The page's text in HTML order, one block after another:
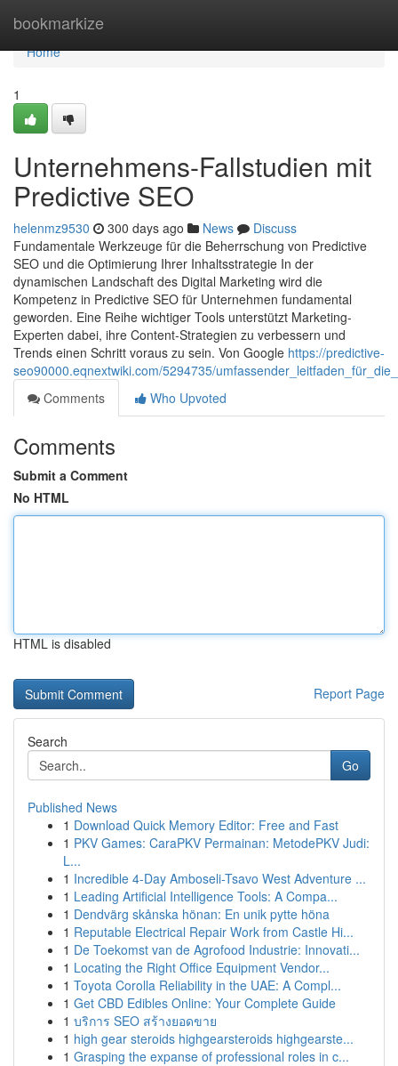
bookmarkize
Home
Home
1
Unternehmens-Fallstudien mit
Predictive SEO
helenmz9530 300 days ago News
Discuss
Fundamentale Werkzeuge für die Beherrschung von Predictive
SEO und die Optimierung Ihrer Inhaltsstrategie In der
dynamischen Landschaft des Digital Marketing wird die
Kompetenz in Predictive SEO für Unternehmen fundamental
geworden. Eine Reihe wichtiger Tools unterstützt Marketing-
Experten dabei, ihre Content-Strategien zu verbessern und
Trends einen Schritt voraus zu sein. Von Google https://predictive-
seo90000.eqnextwiki.com/5294735/
Comments
Who Upvoted
Comments
Submit a Comment
No HTML
HTML is disabled
Report Page
Search
Go
Published News
1 Download Quick Memory Editor: Free and Fast
1 PKV Games: CaraPKV Permainan: MetodePKV Judi:
L...
1 Incredible 4-Day Amboseli-Tsavo West Adventure ...
1 Leading Artificial Intelligence Tools: A Compa...
1 Dendvärg skånska hönan: En unik pytte höna
1 Reputable Electrical Repair Work from Castle Hi...
1 De Toekomst van de Agrofood Industrie: Innovati...
1 Locating the Right Office Equipment Vendor...
1 Toyota Corolla Reliability in the UAE: A Compl...
1 Get CBD Edibles Online: Your Complete Guide
1 บริการ SEO สร้างยอดขาย
1 high gear steroids highgearsteroids highgearste...
1 Grasping the expanse of professional roles in c...